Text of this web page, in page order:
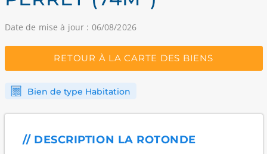
Date de mise à jour : 06/08/2026
RETOUR À LA CARTE DES BIENS
Bien de type Habitation
// DESCRIPTION LA ROTONDE